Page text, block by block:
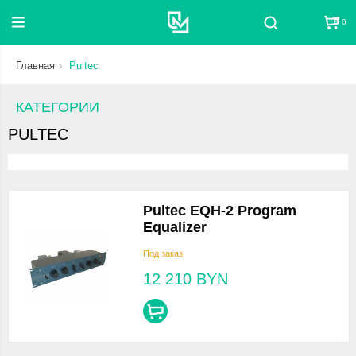
Поиск 0
Главная Pultec
КАТЕГОРИИ
PULTEC
Pultec EQH-2 Program
Equalizer
Под заказ
12 210 BYN